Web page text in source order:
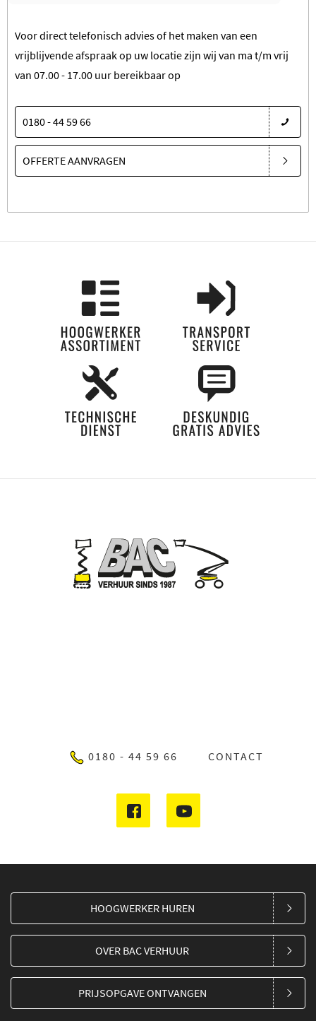
Voor direct telefonisch advies of het maken van een
vrijblijvende afspraak op uw locatie zijn wij van ma t/m vrij
van 07.00 - 17.00 uur bereikbaar op
0180 - 44 59 66
OFFERTE AANVRAGEN
0180 - 44 59 66 CONTACT
HOOGWERKER HUREN
OVER BAC VERHUUR
PRIJSOPGAVE ONTVANGEN